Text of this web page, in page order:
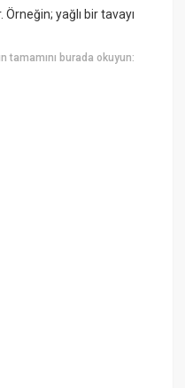
yağlı bir tavayı
tamamını burada okuyun: